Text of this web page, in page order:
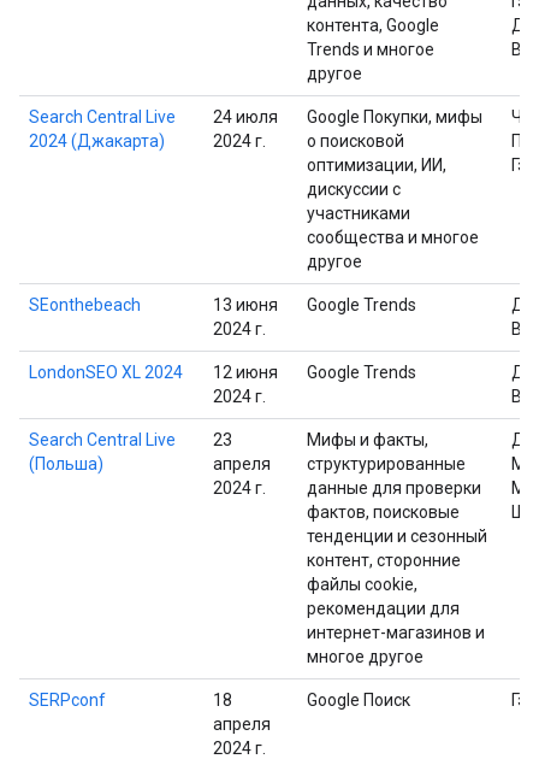
контента, Google
Trends и многое
другое
Search Central Live
2024 (Джакарта)
24 июля
2024 г.
Google Покупки, мифы
о поисковой
оптимизации, ИИ,
дискуссии с
участниками
сообщества и многое
другое
SEonthebeach
13 июня
2024 г.
Google Trends
LondonSEO XL 2024
12 июня
2024 г.
Google Trends
Search Central Live
(Польша)
23
апреля
2024 г.
Мифы и факты,
структурированные
данные для проверки
фактов, поисковые
тенденции и сезонный
контент, сторонние
файлы cookie,
рекомендации для
интернет-магазинов и
многое другое
SERPconf
18
апреля
2024 г.
Google Поиск